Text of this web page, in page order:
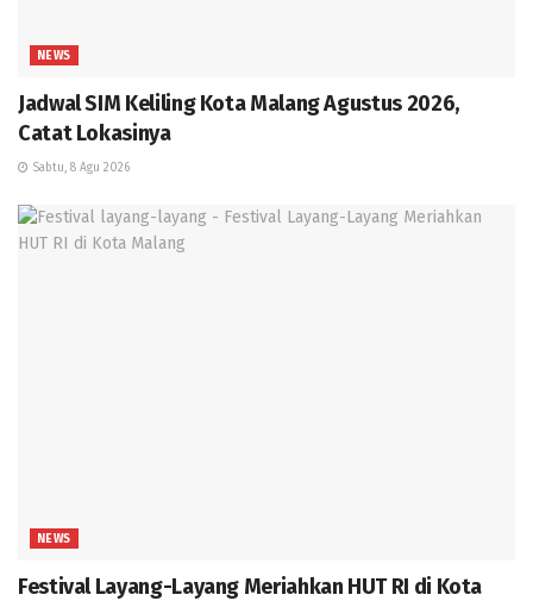
NEWS
Jadwal SIM Keliling Kota Malang Agustus 2026,
Catat Lokasinya
Sabtu, 8 Agu 2026
NEWS
Festival Layang-Layang Meriahkan HUT RI di Kota